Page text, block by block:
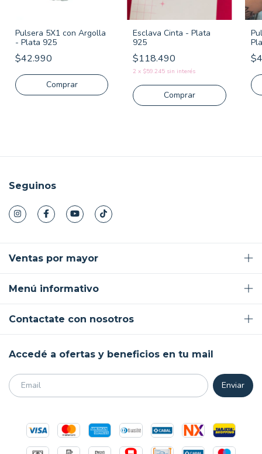
Pulsera 5X1 con Argolla
- Plata 925
$42.990
Comprar
Esclava Cinta - Plata
925
$118.490
2 x $59.245 sin interés
Comprar
Seguinos
Ventas por mayor
Menú informativo
Contactate con nosotros
Accedé a ofertas y beneficios en tu mail